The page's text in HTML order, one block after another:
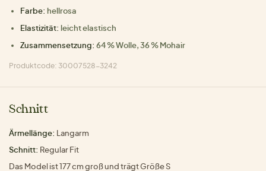
Farbe: hellrosa
Elastizität: leicht elastisch
Zusammensetzung: 64 % Wolle, 36 % Mohair
Produktcode: 30007528-3242
Schnitt
Ärmellänge: Langarm
Schnitt: Regular Fit
Das Model ist 177 cm groß und trägt Größe S